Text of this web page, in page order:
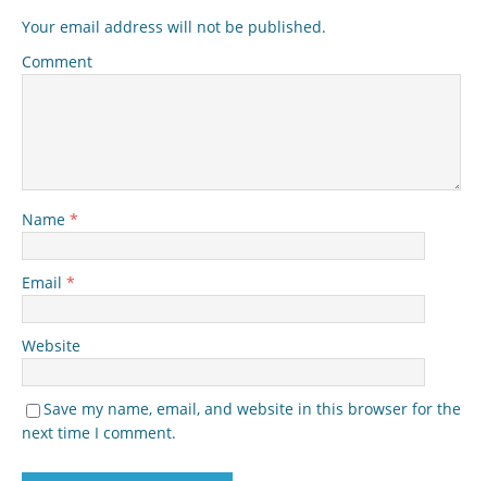
Your email address will not be published.
Comment
Name *
Email *
Website
Save my name, email, and website in this browser for the
next time I comment.